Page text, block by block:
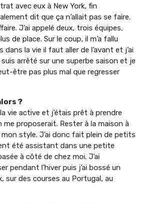
avec eux à New York, fin
dit que ça n’allait pas se faire.
J’ai appelé deux, trois équipes,
de place. Sur le coup, il m’a fallu
dans la vie il faut aller de l’avant et j’ai
arrêté sur une superbe saison et je
être pas plus mal que regresser
?
vie active et j’étais prêt à prendre
me proposerait. Rester à la maison à
mon style. J’ai donc fait plein de petits
été assistant dans une petite
à côté de chez moi. J’ai
pendant l’hiver puis j’ai bossé un
sur des courses au Portugal, au